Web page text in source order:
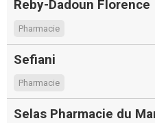
Reby-Dadoun Florence
Pharmacie
Sefiani
Pharmacie
Selas Pharmacie du